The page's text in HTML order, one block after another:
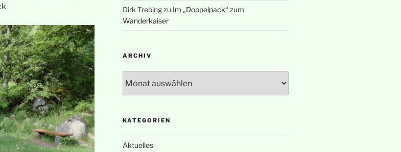
Dirk Trebingzu Im „Doppelpack“ zum
Wanderkaiser
ARCHIV
KATEGORIEN
Aktuelles